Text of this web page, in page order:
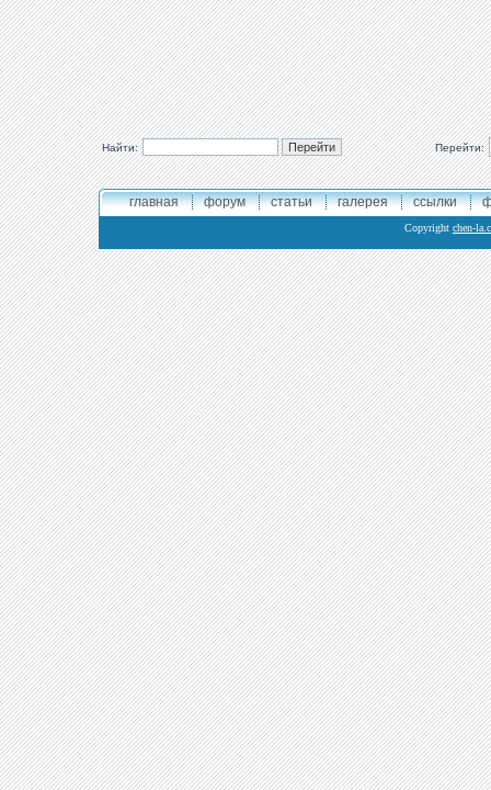
Найти: Перейти:
главная форум статьи галерея ссылки
Copyright chen-